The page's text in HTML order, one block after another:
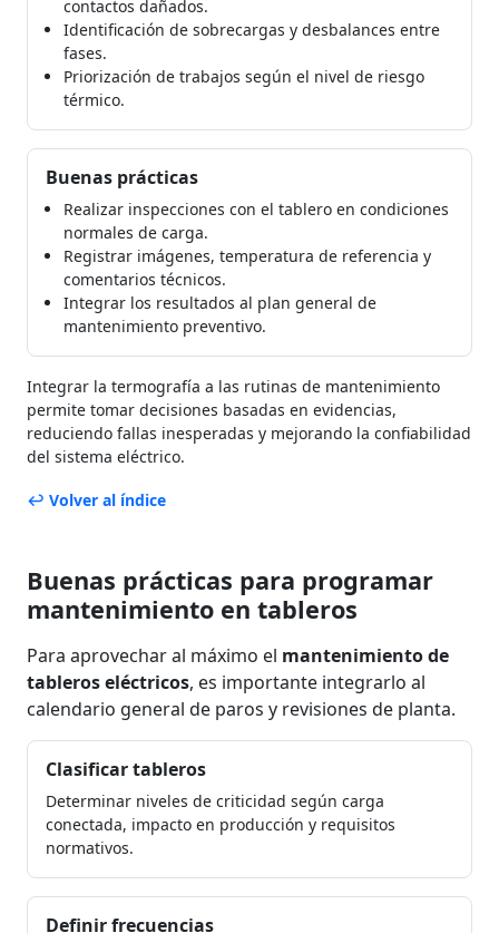
contactos dañados.
Identificación de sobrecargas y desbalances entre
fases.
Priorización de trabajos según el nivel de riesgo
térmico.
Buenas prácticas
Realizar inspecciones con el tablero en condiciones
normales de carga.
Registrar imágenes, temperatura de referencia y
comentarios técnicos.
Integrar los resultados al plan general de
mantenimiento preventivo.
Integrar la termografía a las rutinas de mantenimiento
permite tomar decisiones basadas en evidencias,
reduciendo fallas inesperadas y mejorando la confiabilidad
del sistema eléctrico.
↩ Volver al índice
Buenas prácticas para programar
mantenimiento en tableros
Para aprovechar al máximo el mantenimiento de
tableros eléctricos, es importante integrarlo al
calendario general de paros y revisiones de planta.
Clasificar tableros
Determinar niveles de criticidad según carga
conectada, impacto en producción y requisitos
normativos.
Definir frecuencias